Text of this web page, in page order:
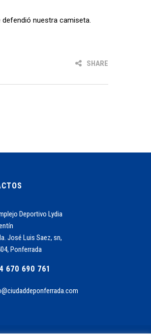
nuestra camiseta.
SHARE
Deportivo Lydia
José Luis Saez, sn,
Ponferrada
670 690 761